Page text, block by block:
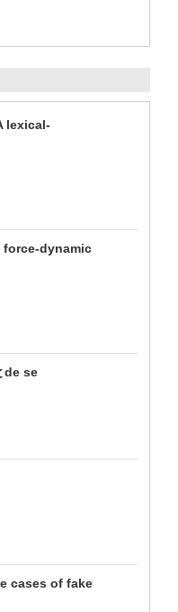
lexical-
force-dynamic
de se
cases of fake